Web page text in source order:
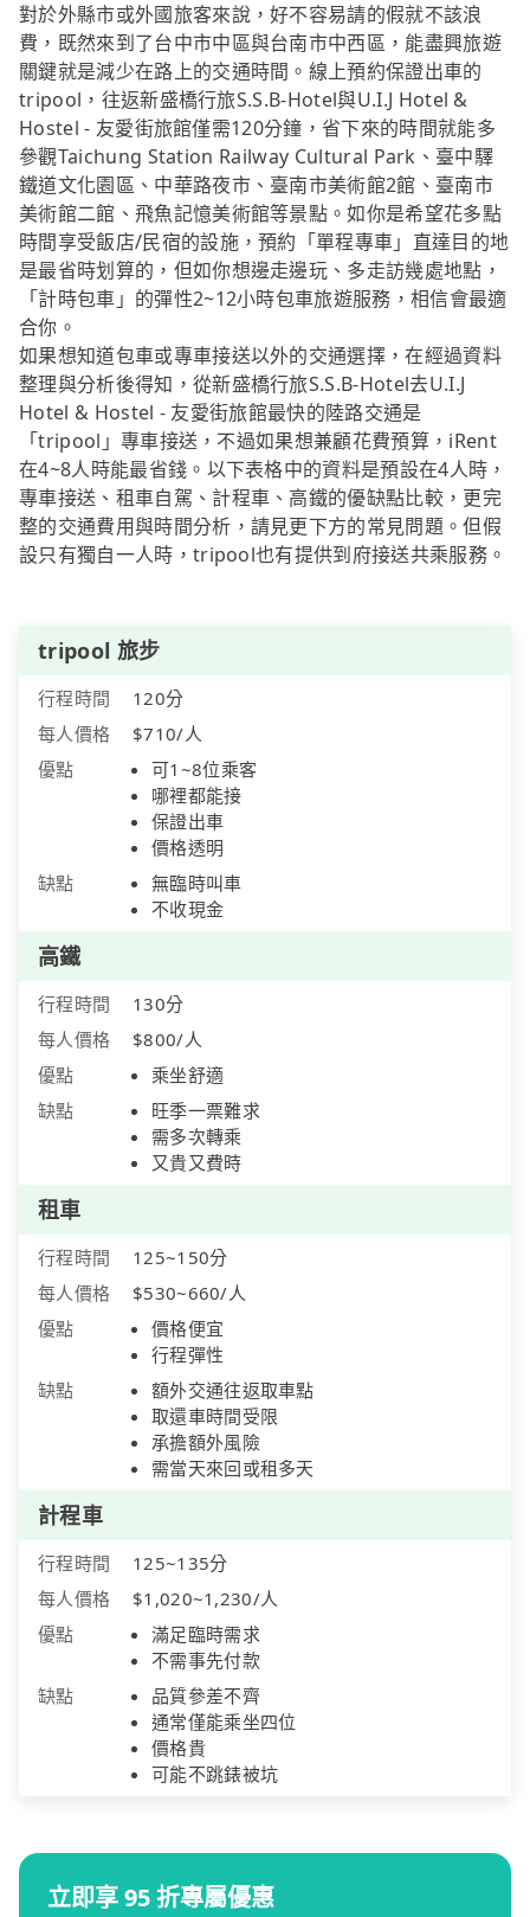
對於外縣市或外國旅客來說，好不容易請的假就不該浪
費，既然來到了台中市中區與台南市中西區，能盡興旅遊
關鍵就是減少在路上的交通時間。線上預約保證出車的
tripool，往返新盛橋行旅S.S.B-Hotel與U.I.J Hotel &
Hostel - 友愛街旅館僅需120分鐘，省下來的時間就能多
參觀Taichung Station Railway Cultural Park、臺中驛
鐵道文化園區、中華路夜市、臺南市美術館2館、臺南市
美術館二館、飛魚記憶美術館等景點。如你是希望花多點
時間享受飯店/民宿的設施，預約「單程專車」直達目的地
是最省時划算的，但如你想邊走邊玩、多走訪幾處地點，
「計時包車」的彈性2~12小時包車旅遊服務，相信會最適
合你。
如果想知道包車或專車接送以外的交通選擇，在經過資料
整理與分析後得知，從新盛橋行旅S.S.B-Hotel去U.I.J
Hotel & Hostel - 友愛街旅館最快的陸路交通是
「tripool」專車接送，不過如果想兼顧花費預算，iRent
在4~8人時能最省錢。以下表格中的資料是預設在4人時，
專車接送、租車自駕、計程車、高鐵的優缺點比較，更完
整的交通費用與時間分析，請見更下方的常見問題。但假
設只有獨自一人時，tripool也有提供到府接送共乘服務。
tripool 旅步
行程時間
120分
每人價格
$710/人
優點
可1~8位乘客
哪裡都能接
保證出車
價格透明
缺點
無臨時叫車
不收現金
高鐵
行程時間
130分
每人價格
$800/人
優點
乘坐舒適
缺點
旺季一票難求
需多次轉乘
又貴又費時
租車
行程時間
125~150分
每人價格
$530~660/人
優點
價格便宜
行程彈性
缺點
額外交通往返取車點
取還車時間受限
承擔額外風險
需當天來回或租多天
計程車
行程時間
125~135分
每人價格
$1,020~1,230/人
優點
滿足臨時需求
不需事先付款
缺點
品質參差不齊
通常僅能乘坐四位
價格貴
可能不跳錶被坑
立即享 95 折專屬優惠